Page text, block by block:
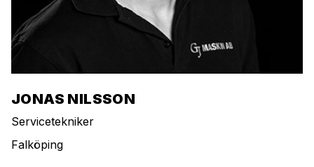
JONAS NILSSON
Servicetekniker
Falköping